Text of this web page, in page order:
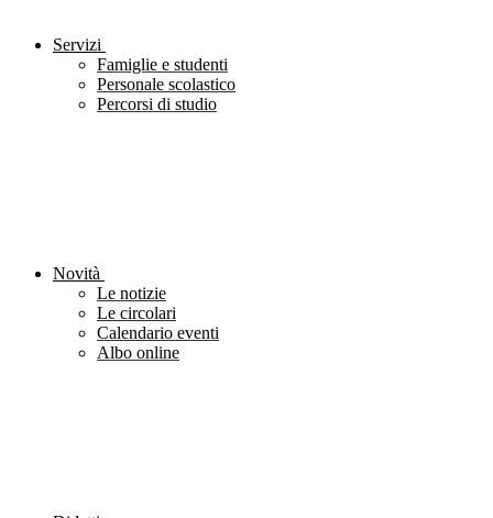
Servizi
Famiglie e studenti
Personale scolastico
Percorsi di studio
Novità
Le notizie
Le circolari
Calendario eventi
Albo online